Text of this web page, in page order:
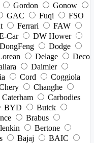
Gordon
Gonow
GAC Fuqi
FSO
Ferrari
FAW
Car
DW Hower
DongFeng
Dodge
Delage
Deco
Daimler
Cord
Coggiola
Changhe
Caterham
Carbodies
BYD
Buick
Brabus
Bertone
Bajaj
BAIC